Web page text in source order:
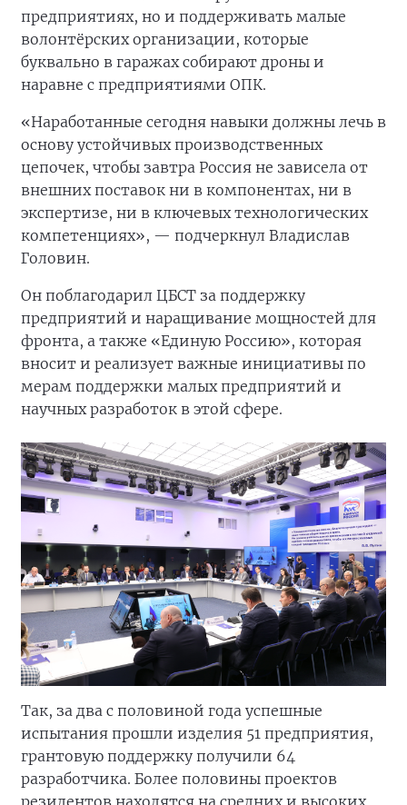
предприятиях, но и поддерживать малые
волонтёрских организации, которые
буквально в гаражах собирают дроны и
наравне с предприятиями ОПК.
«Наработанные сегодня навыки должны лечь в
основу устойчивых производственных
цепочек, чтобы завтра Россия не зависела от
внешних поставок ни в компонентах, ни в
экспертизе, ни в ключевых технологических
компетенциях», — подчеркнул Владислав
Головин.
Он поблагодарил ЦБСТ за поддержку
предприятий и наращивание мощностей для
фронта, а также «Единую Россию», которая
вносит и реализует важные инициативы по
мерам поддержки малых предприятий и
научных разработок в этой сфере.
Так, за два с половиной года успешные
испытания прошли изделия 51 предприятия,
грантовую поддержку получили 64
разработчика. Более половины проектов